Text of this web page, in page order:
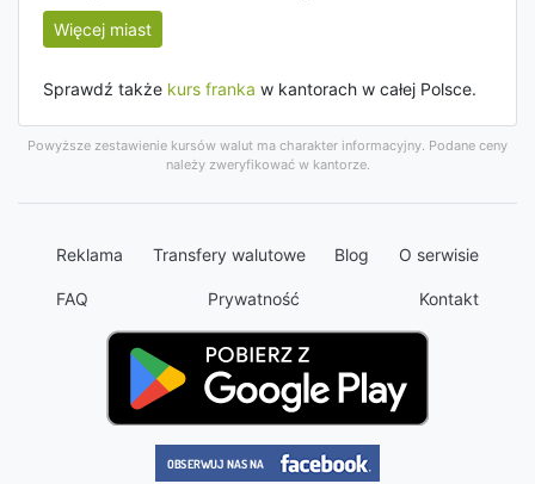
Więcej miast
Sprawdź także kurs franka w kantorach w całej Polsce.
Powyższe zestawienie kursów walut ma charakter informacyjny. Podane ceny
należy zweryfikować w kantorze.
Reklama Transfery walutowe Blog O serwisie
FAQ Prywatność Kontakt